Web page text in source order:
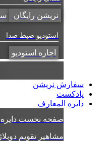
نریشن رایگان
استودیو ضبط صدا
اجاره استودیو
سفارش نریشن
پادکست
دایره المعارف
صفحه نخست دایره
مشاهیر تقویم دوبلاژ